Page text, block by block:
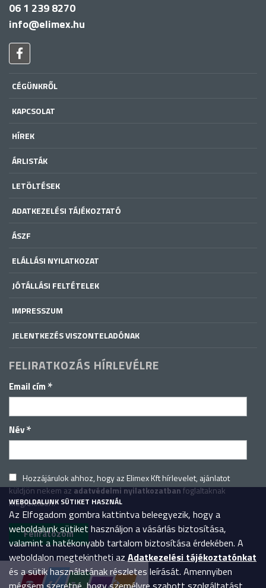
06 1 239 8270
info@elimex.hu
CÉGÜNKRŐL
KAPCSOLAT
HÍREK
ÁRLISTÁK
LETÖLTÉSEK
ADATKEZELÉSI TÁJÉKOZTATÓ
ÁSZF
ELÁLLÁSI NYILATKOZAT
JÓTÁLLÁSI FELTÉTELEK
IMPRESSZUM
JELENTKEZÉS VISZONTELADÓNAK
FELIRATKOZÁS HÍRLEVÉLRE
Email cím *
Név*
Hozzájárulok ahhoz, hogy az Elimex Kft hírlevelet, ajánlatot
küldjön nekem azadatvédelmi nyilatkozatbanfoglaltaknak
megfelelően.
WEBOLDALUNK SÜTIKET HASZNÁL
Az Elfogadom gombra kattintva beleegyezik, hogy a
weboldalunk sütiket használjon a vásárlás biztosítása,
valamint a hatékonyabb tartalom biztosítása érdekében. A
weboldalon megtekintheti az Adatkezelési tájékoztatónkat
és a sütik használatának részletes leírását. Amennyiben